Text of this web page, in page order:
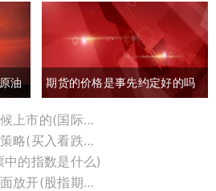
源化工期货板块吗)
油 期货的价格是事先约定好的吗
(期货约定价格吗)
国际原油期货什么时候上市的(国际原油期货怎么了)
买看跌卖看涨的期权策略(买入看跌卖出看涨期权)
的指数是什么)
股指期货什么时候全面放开(股指期货几几年推出)